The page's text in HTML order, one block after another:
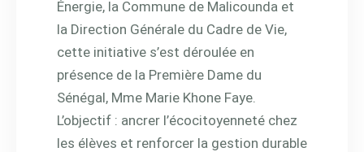
Énergie, la Commune de Malicounda et
la Direction Générale du Cadre de Vie,
cette initiative s’est déroulée en
présence de la Première Dame du
Sénégal, Mme Marie Khone Faye.
L’objectif : ancrer l’écocitoyenneté chez
les élèves et renforcer la gestion durable